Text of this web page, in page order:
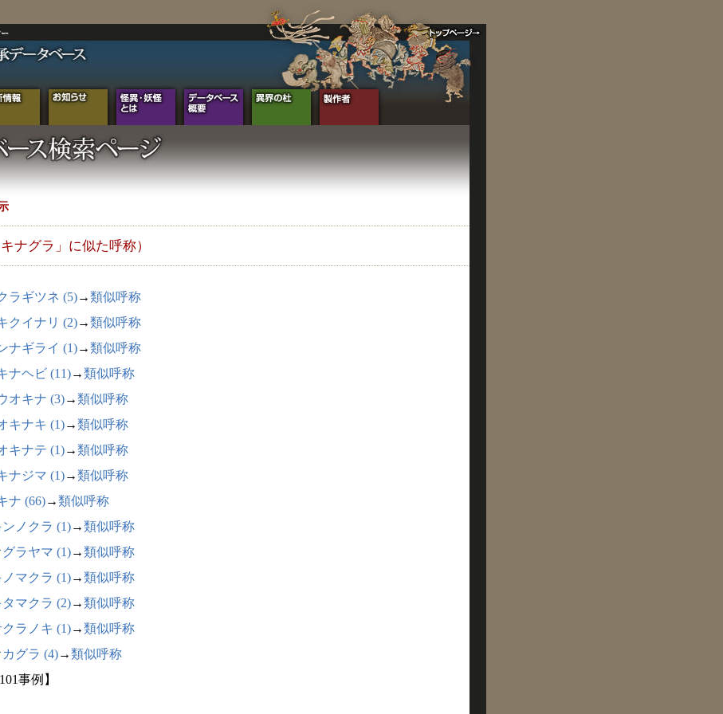
ナグラ」に似た呼称）
ラギツネ (5)→類似呼称
クイナリ (2)→類似呼称
ナギライ (1)→類似呼称
ナヘビ (11)→類似呼称
オキナ (3)→類似呼称
キナキ (1)→類似呼称
キナテ (1)→類似呼称
ナジマ (1)→類似呼称
ナ (66)→類似呼称
ンノクラ (1)→類似呼称
グラヤマ (1)→類似呼称
ノマクラ (1)→類似呼称
タマクラ (2)→類似呼称
ラノキ (1)→類似呼称
カグラ (4)→類似呼称
事例】